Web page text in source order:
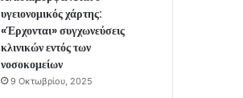
υγειονομικός χάρτης:
«Έρχονται» συγχωνεύσεις
κλινικών εντός των
νοσοκομείων
9 Οκτωβρίου, 2025